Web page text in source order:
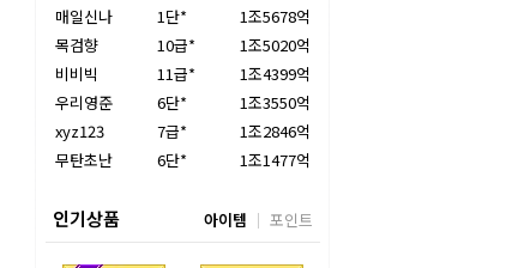
매일신나
1단*
1조5678억
목검향
10급*
1조5020억
비비빅
11급*
1조4399억
우리영준
6단*
1조3550억
xyz123
7급*
1조2846억
무탄초난
6단* 1조1477억
인기상품 아이템 포인트